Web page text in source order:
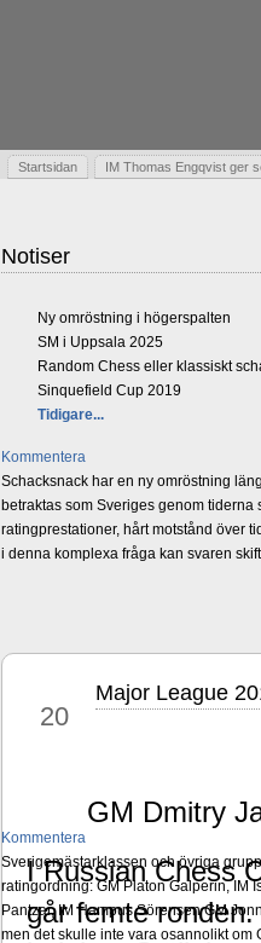
Startsidan IM Thomas Engqvist ger
Notiser
Ny omröstning i högerspalten
SM i Uppsala 2025
Random Chess eller klassiskt
Sinquefield Cup 2019
Tidigare...
Kommentera
Schacksnack har en ny omröstning
betraktas som Sveriges genom
ratingprestationer, hårt motstånd över
i denna komplexa fråga kan svaren
Kommentera
Sverigemästarklassen och övriga
ratingordning: GM Platon Galperin, IM
Pantzar, IM Hampus Sörensen GM
men det skulle inte vara osannolikt om
20
Major League
GM Dmitry
I Russian Chess
går femte